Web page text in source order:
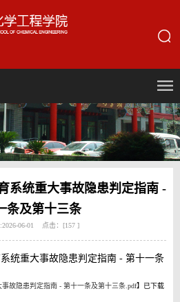
系统重大事故隐患判定指南 -
条及第十三条
06-01 点击：[157 ]
系统重大事故隐患判定指南 - 第十一条
事故隐患判定指南 - 第十一条及第十三条.pdf】已下载